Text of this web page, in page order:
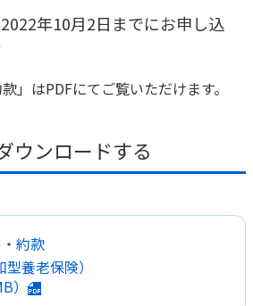
とから探す
お客さま
お客さま
取扱い
トナビ
て
2022年10月2日までにお申し込
」はPDFにてご覧いただけます。
ウンロードする
約款
型養老保険）
）